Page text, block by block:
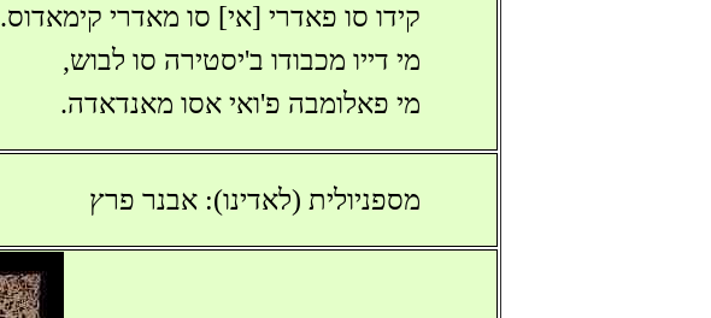
קידו סו פאדרי [אי] סו מאדרי קימאדוס.
מי דייו מכבודו ב'יסטירה סו לבוש,
מי פאלומבה פ'ואי אסו מאנדאדה.
מספניולית (לאדינו): אבנר פרץ